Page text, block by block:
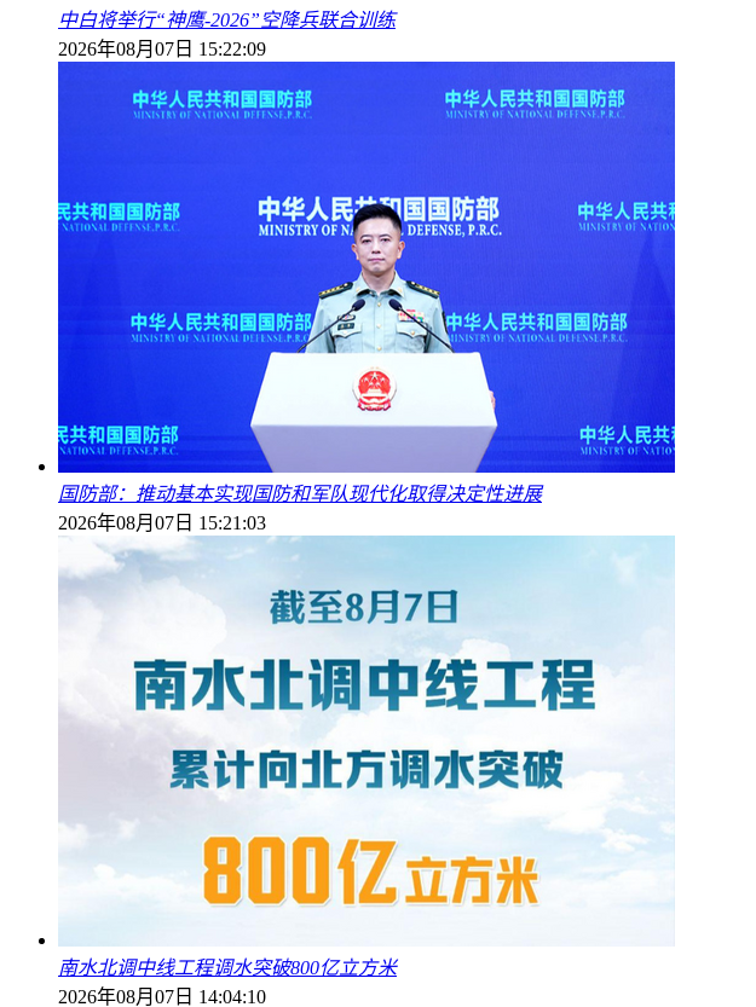
中白将举行“神鹰-2026”空降兵联合训练
2026年08月07日 15:22:09
国防部：推动基本实现国防和军队现代化取得决定性进展
2026年08月07日 15:21:03
南水北调中线工程调水突破800亿立方米
2026年08月07日 14:04:10